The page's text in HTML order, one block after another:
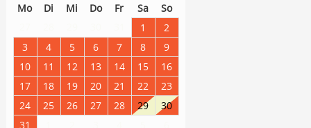
Mo Di Mi Do Fr Sa
So
1
2
3
4 5 6 7 8
9
10
11 12 13 14 15
16
17
18 19 20 21 22
23
24
25 26 27 28 29
30
31